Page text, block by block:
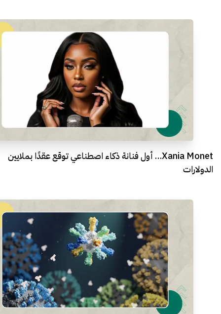
Xania Monet… أول فنانة ذكاء اصطناعي توقع عقدًا بملايين
الدولارات